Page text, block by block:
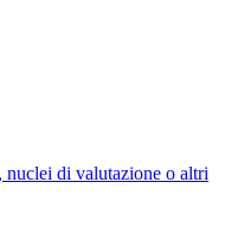
di valutazione o altri